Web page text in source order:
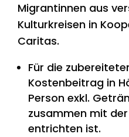
Migrantinnen aus
Kulturkreisen in
Caritas.
Für die
Kostenbeitrag in
Person exkl.
zusammen mit
entrichten ist.